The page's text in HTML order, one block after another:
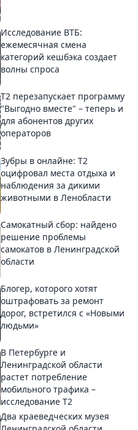
Исследование ВТБ:
ежемесячная смена
категорий кешбэка создает
волны спроса
Т2 перезапускает программу
"Выгодно вместе" – теперь и
для абонентов других
операторов
Зубры в онлайне: Т2
оцифровал места отдыха и
наблюдения за дикими
животными в Ленобласти
Самокатный сбор: найдено
решение проблемы
самокатов в Ленинградской
области
Блогер, которого хотят
оштрафовать за ремонт
дорог, встретился с «Новыми
людьми»
В Петербурге и
Ленинградской области
растет потребление
мобильного трафика –
исследование T2
Два краеведческих музея